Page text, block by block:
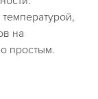
на
простым.